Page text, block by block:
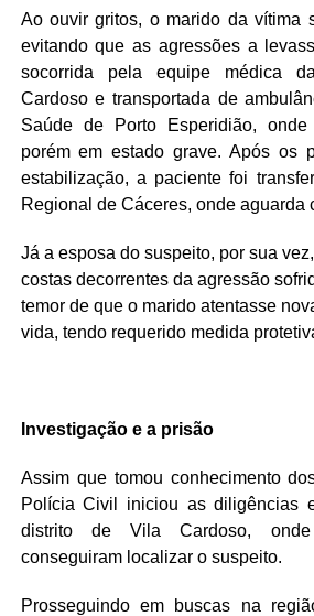
Ao ouvir gritos, o marido da vítima
evitando que as agressões a
socorrida pela equipe médica
Cardoso e transportada de
Saúde de Porto Esperidião, onde
porém em estado grave. Após os
estabilização, a paciente foi
Regional de Cáceres, onde aguarda
Já a esposa do suspeito, por sua
costas decorrentes da agressão
temor de que o marido atentasse
vida, tendo requerido medida
Investigação e a prisão
Assim que tomou conhecimento
Polícia Civil iniciou as diligências
distrito de Vila Cardoso,
conseguiram localizar o suspeito.
Prosseguindo em buscas na